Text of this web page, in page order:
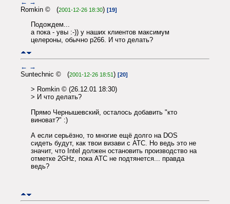
← →
Romkin © (2001-12-26 18:30) [19]
Подождем...
а пока - увы :-)) у наших клиентов максимум
целероны, обычно p266. И что делать?
← →
Suntechnic © (2001-12-26 18:51 ) [20]
> Romkin © (26.12.01 18:30)
> И что делать?
Прямо Чернышевский, осталось добавить "кто
виноват?" :)
А если серьёзно, то многие ещё долго на DOS
сидеть будут, как твои визави с АТС. Но ведь это не
значит, что Intel должен остановить производство на
отметке 2GHz, пока АТС не подтянется... правда
ведь?